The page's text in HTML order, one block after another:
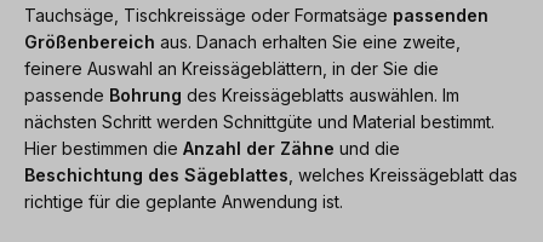
Tauchsäge, Tischkreissäge oder Formatsäge passenden
Größenbereich aus. Danach erhalten Sie eine zweite,
feinere Auswahl an Kreissägeblättern, in der Sie die
passende Bohrung des Kreissägeblatts auswählen. Im
nächsten Schritt werden Schnittgüte und Material bestimmt.
Hier bestimmen die Anzahl der Zähne und die
Beschichtung des Sägeblattes , welches Kreissägeblatt das
richtige für die geplante Anwendung ist.